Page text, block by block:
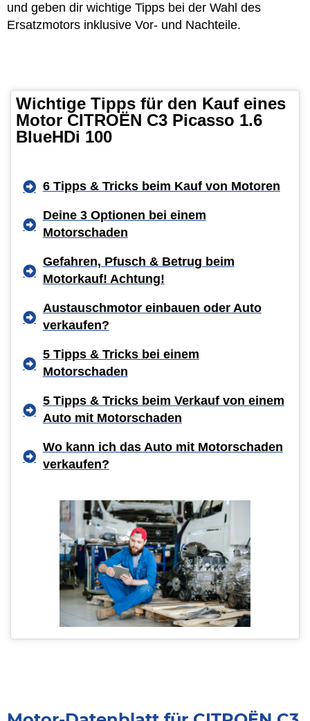
und geben dir wichtige Tipps bei der Wahl des
Ersatzmotors inklusive Vor- und Nachteile.
Wichtige Tipps für den Kauf eines
Motor CITROËN C3 Picasso 1.6
BlueHDi 100
6 Tipps & Tricks beim Kauf von Motoren
Deine 3 Optionen bei einem
Motorschaden
Gefahren, Pfusch & Betrug beim
Motorkauf! Achtung!
Austauschmotor einbauen oder Auto
verkaufen?
5 Tipps & Tricks bei einem
Motorschaden
5 Tipps & Tricks beim Verkauf von einem
Auto mit Motorschaden
Wo kann ich das Auto mit Motorschaden
verkaufen?